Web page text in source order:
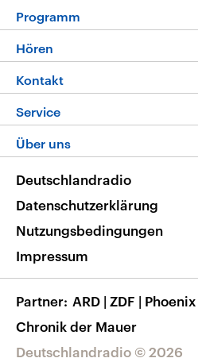
Programm
Programm
Die Nachrichten
Nachrichtenleicht
Neue Beiträge auf dlf.de
Hören
Livestream
Podcasts
Deutschlandfunk App
Nachrichten App
Frequenzen
Kontakt
Hörerservice
Service
FAQ
Veranstaltungen
Musikliste
RSS
Über uns
Barrierefreiheit
Deutschlandradio © 2026
Deutschlandradio
Datenschutzerklärung
Nutzungsbedingungen
Impressum
Partner ARD | ZDF | Phoenix
Chronik der Mauer